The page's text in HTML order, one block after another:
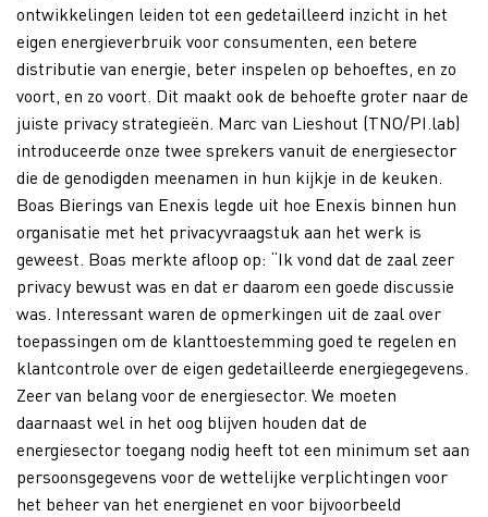
ontwikkelingen leiden tot een gedetailleerd inzicht in het
eigen energieverbruik voor consumenten, een betere
distributie van energie, beter inspelen op behoeftes, en zo
voort, en zo voort. Dit maakt ook de behoefte groter naar de
juiste privacy strategieën. Marc van Lieshout (TNO/PI.lab)
introduceerde onze twee sprekers vanuit de energiesector
die de genodigden meenamen in hun kijkje in de keuken.
Boas Bierings van Enexis legde uit hoe Enexis binnen hun
organisatie met het privacyvraagstuk aan het werk is
geweest. Boas merkte afloop op: “Ik vond dat de zaal zeer
privacy bewust was en dat er daarom een goede discussie
was. Interessant waren de opmerkingen uit de zaal over
toepassingen om de klanttoestemming goed te regelen en
klantcontrole over de eigen gedetailleerde energiegegevens.
Zeer van belang voor de energiesector. We moeten
daarnaast wel in het oog blijven houden dat de
energiesector toegang nodig heeft tot een minimum set aan
persoonsgegevens voor de wettelijke verplichtingen voor
het beheer van het energienet en voor bijvoorbeeld